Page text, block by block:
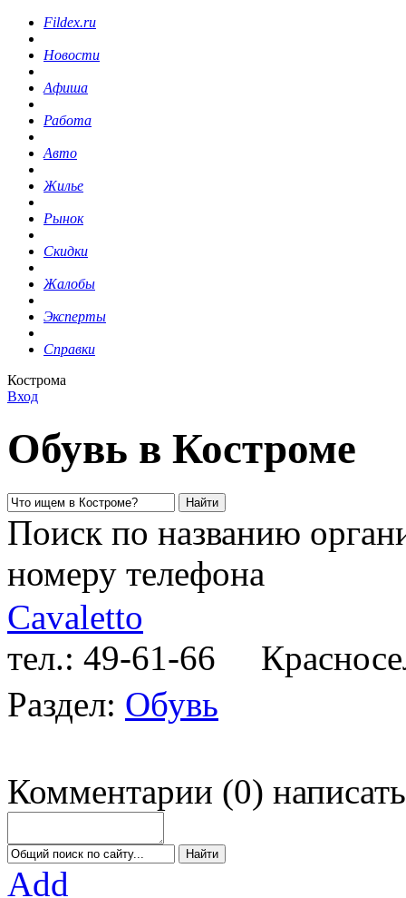
Fildex.ru
Новости
Афиша
Работа
Авто
Жилье
Рынок
Скидки
Жалобы
Эксперты
Справки
Кострома
Вход
Обувь в Костроме
Поиск по названию
номеру телефона
Cavaletto
тел.: 49-61-66
Раздел: Обувь
Комментарии (0) написать
Add